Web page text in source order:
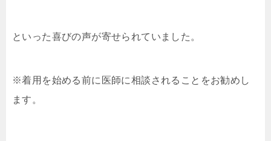
といった喜びの声が寄せられていました。
※着用を始める前に医師に相談されることをお勧めし
ます。